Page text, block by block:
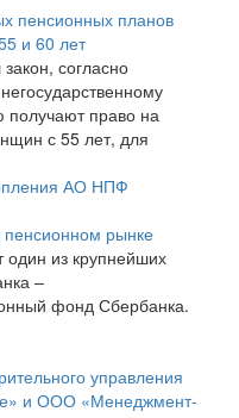
пенсионных планов
и 60 лет
согласно
получают право на
с 55 лет, для
АО НПФ
рынке
из крупнейших
–
фонд Сбербанка.
управления
и ООО «Менеджмент-